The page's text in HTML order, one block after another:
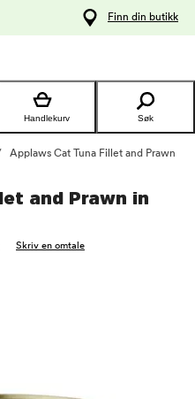
Finn din butikk
Handlekurv Søk
Applaws Cat Tuna Fillet and Prawn
and Prawn in
Skriv en omtale